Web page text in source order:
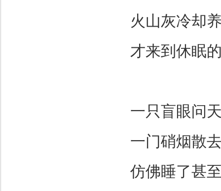
火山灰冷却
才来到休眠
一只盲眼问
一门硝烟散
仿佛睡了甚